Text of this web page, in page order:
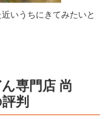
いうちにきてみたいと
専門店 尚
判